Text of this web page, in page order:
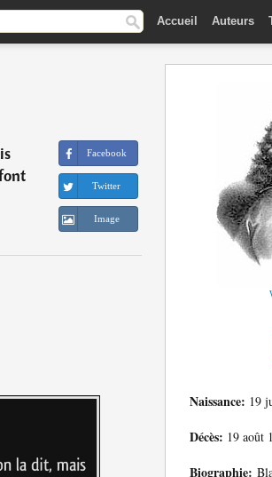
Accueil Auteurs
Facebook
Twitter
Image
Naissance: 19
Décès: 19 août
Biographie: